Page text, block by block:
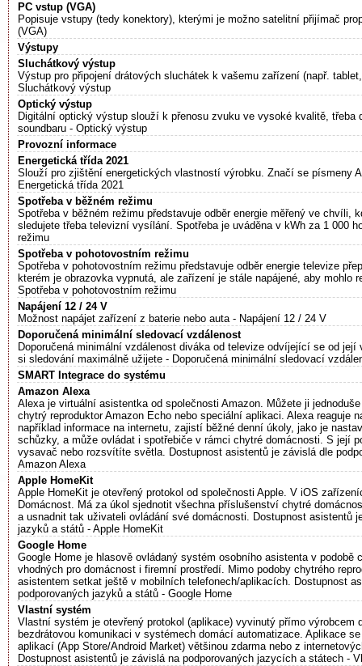
PC vstup (VGA)
Popisuje vstupy (tedy konektory), kterými je možno satelitní přijímač
(VGA)
Výstupy
Sluchátkový výstup
Výstup pro připojení drátových sluchátek k vašemu zařízení (např.
Sluchátkový výstup
Optický výstup
Digitální optický výstup slouží k přenosu zvuku ve vysoké kvalitě, třeba
soundbaru - Optický výstup
Provozní informace
Energetická třída 2021
Slouží pro zjištění energetických vlastností výrobku. Značí se písmeny
Energetická třída 2021
Spotřeba v běžném režimu
Spotřeba v běžném režimu představuje odběr energie měřený ve chvíli,
sledujete třeba televizní vysílání. Spotřeba je uváděna v kWh za 1 000
režimu
Spotřeba v pohotovostním režimu
Spotřeba v pohotovostním režimu představuje odběr energie televize
kterém je obrazovka vypnutá, ale zařízení je stále napájené, aby mohlo
Spotřeba v pohotovostním režimu
Napájení 12 / 24 V
Možnost napájet zařízení z baterie nebo auta - Napájení 12 / 24 V
Doporučená minimální sledovací vzdálenost
Doporučená minimální vzdálenost diváka od televize odvíjející se od
si sledování maximálně užijete - Doporučená minimální sledovací
SMART Integrace do systému
Amazon Alexa
Alexa je virtuální asistentka od společnosti Amazon. Můžete ji
chytrý reproduktor Amazon Echo nebo speciální aplikaci. Alexa reaguje
například informace na internetu, zajistí běžné denní úkoly, jako je
schůzky, a může ovládat i spotřebiče v rámci chytré domácnosti. S její
vysavač nebo rozsvítíte světla. Dostupnost asistentů je závislá dle
Amazon Alexa
Apple HomeKit
Apple HomeKit je otevřený protokol od společnosti Apple. V iOS
Domácnost. Má za úkol sjednotit všechna příslušenství chytré
a usnadnit tak uživateli ovládání své domácnosti. Dostupnost asistentů
jazyků a států - Apple HomeKit
Google Home
Google Home je hlasově ovládaný systém osobního asistenta v podobě
vhodných pro domácnost i firemní prostředí. Mimo podoby chytrého
asistentem setkat ještě v mobilních telefonech/aplikacích. Dostupnost
podporovaných jazyků a států - Google Home
Vlastní systém
Vlastní systém je otevřený protokol (aplikace) vyvinutý přímo výrobcem
bezdrátovou komunikaci v systémech domácí automatizace. Aplikace
aplikací (App Store/Android Market) většinou zdarma nebo z
Dostupnost asistentů je závislá na podporovaných jazycích a státech -